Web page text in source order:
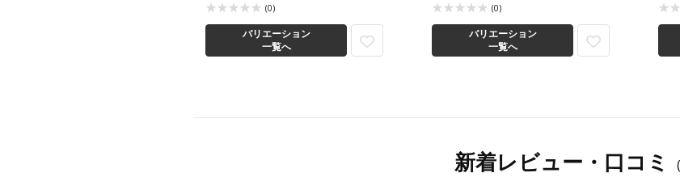
(0)
バリエーション
一覧へ
(0)
バリエーション
一覧へ
新着レビュー・口コミ